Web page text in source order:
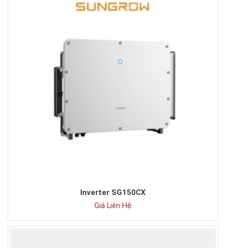
Inverter SG150CX
Giá Liên Hệ